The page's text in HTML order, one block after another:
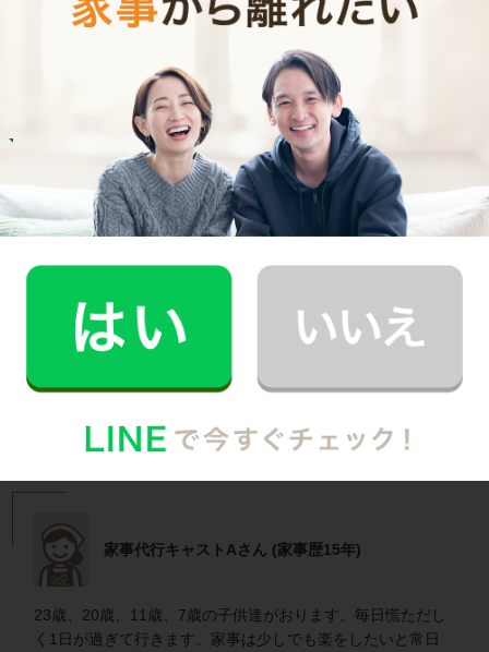
いつもお家がキレイなママ友がCaSyを使って
いたんです！
30代 共働き 子育て中
まるで実家の母親が家事を手伝いにきてくれた
安心感。
インタビュー一覧を見る
越谷市で働く家事代行キャストの声
家事代行キャストAさん (家事歴15年)
23歳、20歳、11歳、7歳の子供達がおります。毎日慌ただし
く1日が過ぎて行きます。家事は少しでも楽をしたいと常日